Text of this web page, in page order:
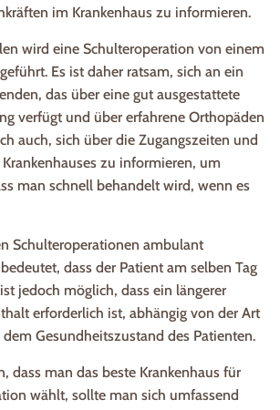
im Krankenhaus zu informieren.
wird eine Schulteroperation von einem
Es ist daher ratsam, sich an ein
das über eine gut ausgestattete
verfügt und über erfahrene Orthopäden
auch, sich über die Zugangszeiten und
zu informieren, um
man schnell behandelt wird, wenn es
Schulteroperationen ambulant
dass der Patient am selben Tag
jedoch möglich, dass ein längerer
erforderlich ist, abhängig von der Art
Gesundheitszustand des Patienten.
dass man das beste Krankenhaus für
wählt, sollte man sich umfassend